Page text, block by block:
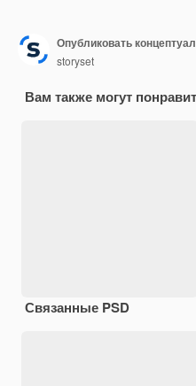
Опубликовать
storyset
Вам также могут
Связанные PSD